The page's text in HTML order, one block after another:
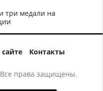
три медали на
Контакты
Все права защищены.